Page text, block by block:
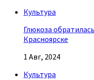
Культура
Глюкоза
Красноярске
1 Авг, 2024
Культура